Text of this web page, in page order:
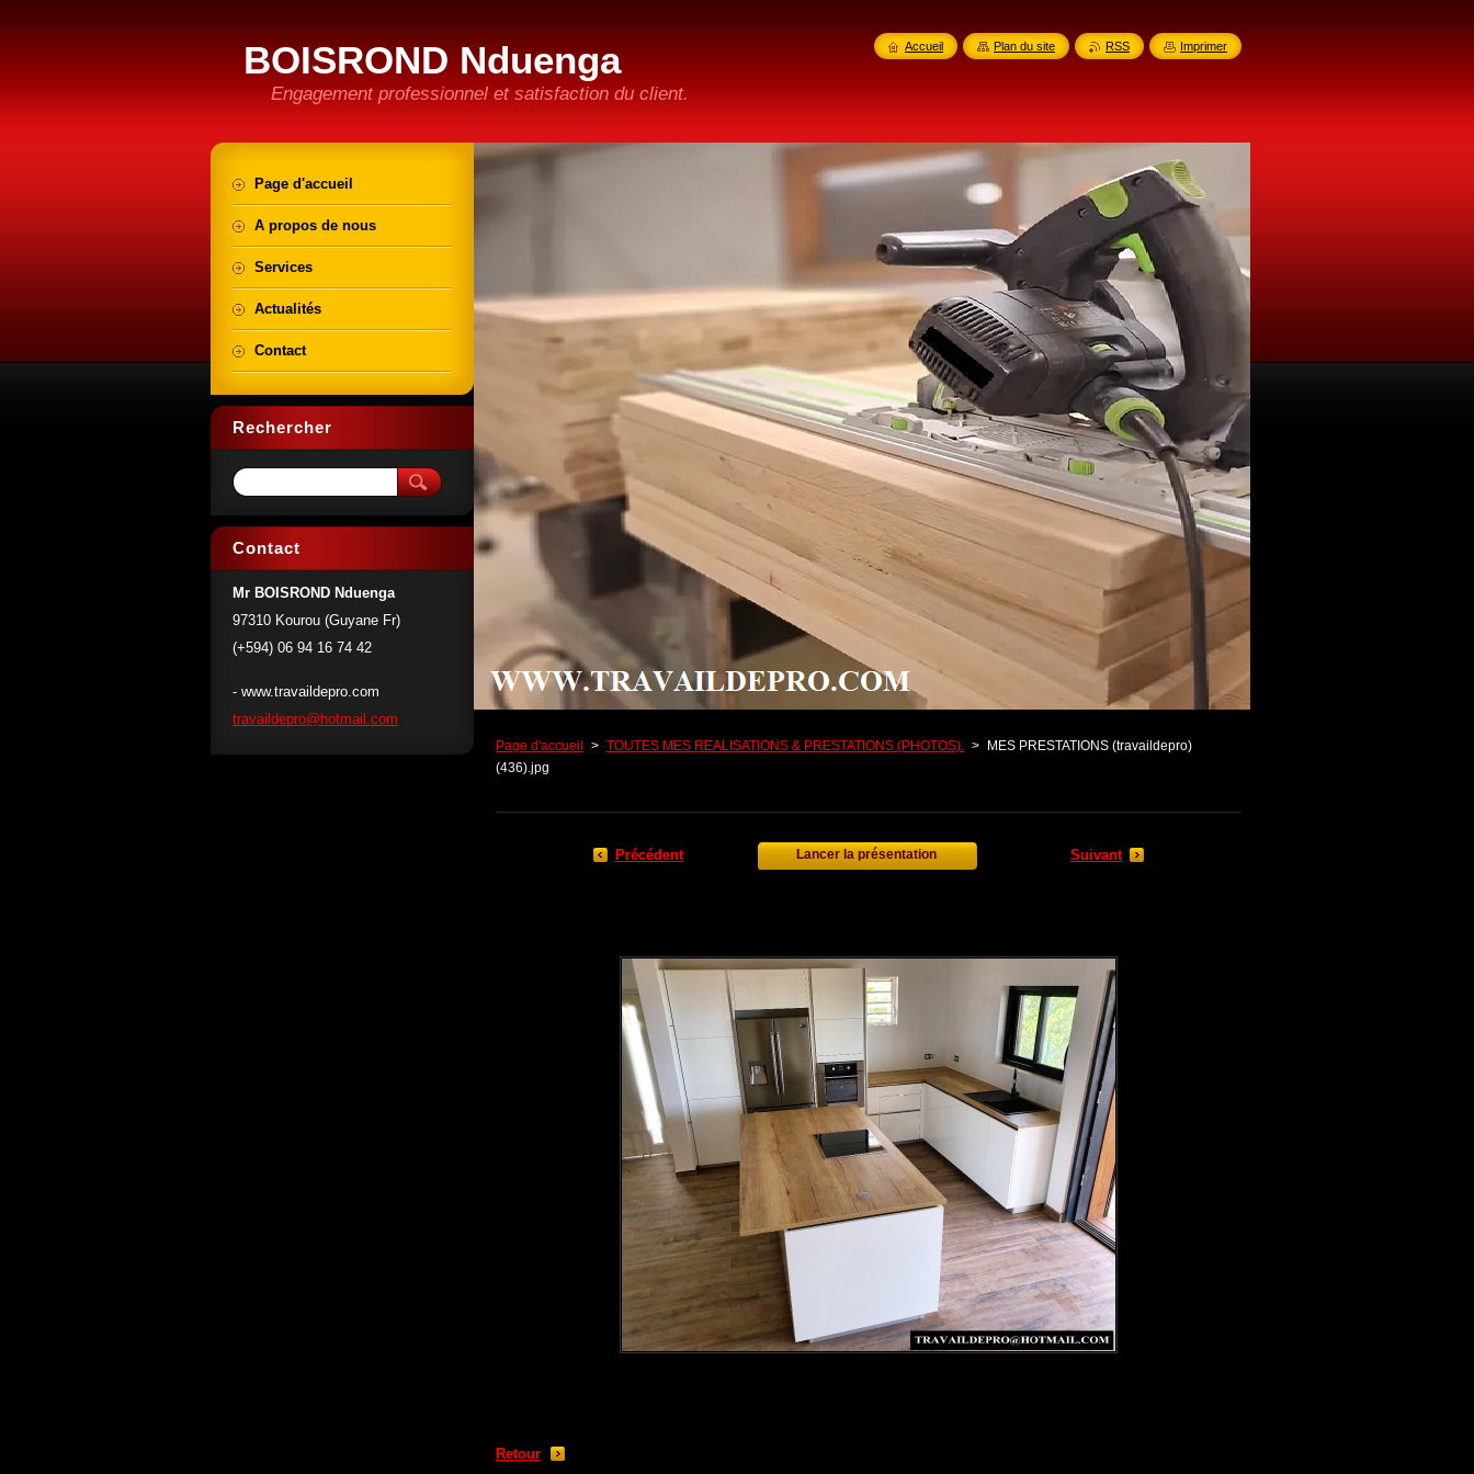
BOISROND Nduenga
Engagement professionnel et satisfaction du client.
Page d'accueil > TOUTES MES REALISATIONS & PRESTATIONS (PHOTOS). >
MES PRESTATIONS (travaildepro)
(436).jpg
Précédent Lancer la présentation Suivant
Retour
Page d'accueil
A propos de nous
Services
Actualités
Contact
Rechercher
Contact
Mr BOISROND Nduenga
97310 Kourou (Guyane Fr)
(+594) 06 94 16 74 42
- www.travaildepro.com
travaildepro@hotmail.com
Accueil Plan du site RSS Imprimer